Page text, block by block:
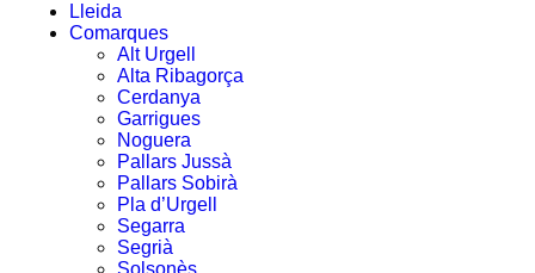
Lleida
Comarques
Alt Urgell
Alta Ribagorça
Cerdanya
Garrigues
Noguera
Pallars Jussà
Pallars Sobirà
Pla d’Urgell
Segarra
Segrià